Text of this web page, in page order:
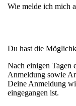
Wie melde ich mich
Du hast die
Nach einigen Tagen
Anmeldung sowie
Deine Anmeldung
eingegangen ist.